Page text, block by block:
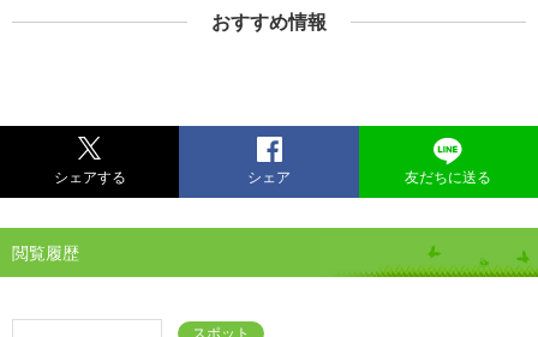
おすすめ情報
シェアする シェア 友だちに送る
閲覧履歴